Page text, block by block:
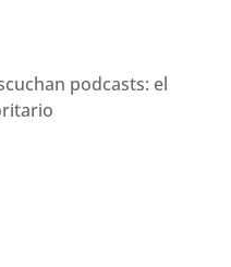
podcasts: el